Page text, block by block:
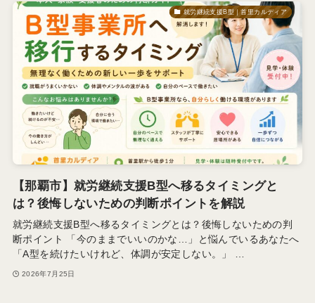
就労継続支援B型｜首里カルディア
【那覇市】就労継続支援B型へ移るタイミングと
は？後悔しないための判断ポイントを解説
就労継続支援B型へ移るタイミングとは？後悔しないための判
断ポイント 「今のままでいいのかな…」と悩んでいるあなたへ
「A型を続けたいけれど、体調が安定しない。」 …
2026年7月25日